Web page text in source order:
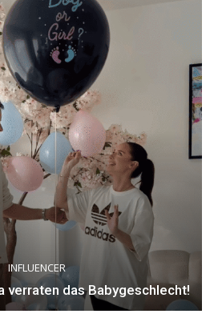
INFLUENCER
verraten das Babygeschlecht!